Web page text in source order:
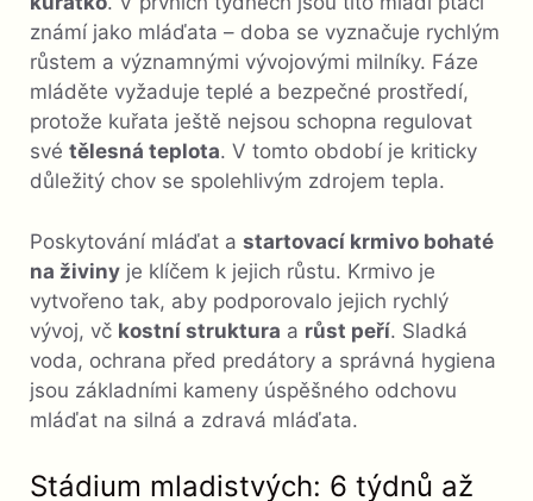
známí jako mláďata – doba se vyznačuje rychlým
růstem a významnými vývojovými milníky. Fáze
mláděte vyžaduje teplé a bezpečné prostředí,
protože kuřata ještě nejsou schopna regulovat
své tělesná teplota. V tomto období je kriticky
důležitý chov se spolehlivým zdrojem tepla.
Poskytování mláďat a startovací krmivo bohaté
na živiny je klíčem k jejich růstu. Krmivo je
vytvořeno tak, aby podporovalo jejich rychlý
vývoj, vč kostní struktura a růst peří. Sladká
voda, ochrana před predátory a správná hygiena
jsou základními kameny úspěšného odchovu
mláďat na silná a zdravá mláďata.
Stádium mladistvých: 6 týdnů až